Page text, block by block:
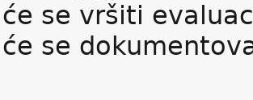
će se vršiti
će se